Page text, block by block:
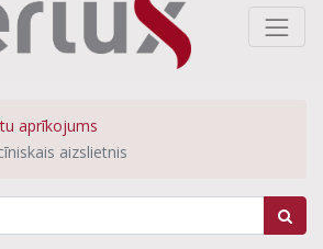
aprīkojums
aizslietnis